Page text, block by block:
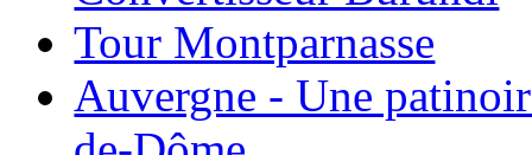
Tour Montparnasse
Auvergne - Une